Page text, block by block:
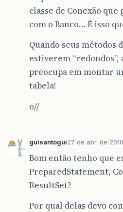
classe de Conexão
com o Banco… É isso
Quando seus métodos
estiverem “redondos”,
preocupa em montar
tabela!
o//
guisantogui27 de abr. de 2010
Bom então tenho que
PreparedStatement,
ResultSet?
Por qual delas devo